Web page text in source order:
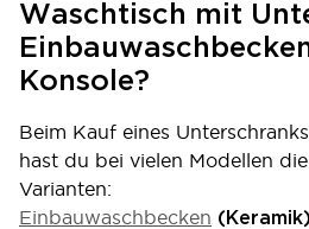
Waschtisch mit
Konsole?
Beim Kauf eines
hast du bei vielen Modellen
Varianten:
Einbauwaschbecken (Keramik)